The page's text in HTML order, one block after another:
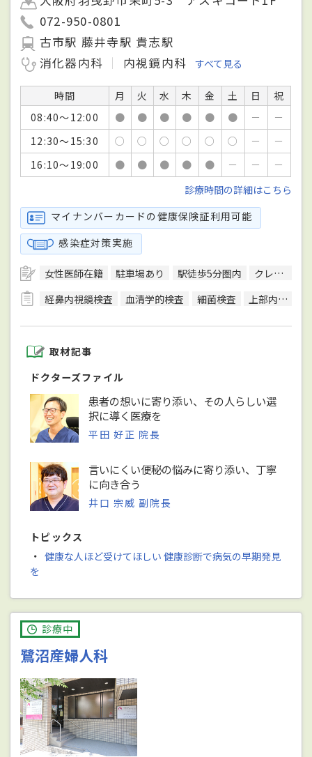
072-950-0801
古市駅 藤井寺駅 貴志駅
消化器内科
内視鏡内科 すべて見る
時間 月 火 水 木 金 土 日
祝
08:40～12:00
● ● ● ● ● ● －
－
12:30～15:30
○ ○ ○ ○ ○ ○ －
－
16:10～19:00
● ● ● ● ● － －
－
診療時間の詳細はこちら
マイナンバーカードの健康保険証利用可能
感染症対策実施
女性医師在籍 駐車場あり 駅徒歩5分圏内
クレジットカード対応
経鼻内視鏡検査
血清学的検査 細菌検査 上部内視鏡検査
取材記事
ドクターズファイル
患者の想いに寄り添い、その人らしい選
択に導く医療を
平田 好正 院長
言いにくい便秘の悩みに寄り添い、丁寧
に向き合う
井口 宗威 副院長
トピックス
・ 健康な人ほど受けてほしい 健康診断で病気の早期発見
を
診療中
鷺沼産婦人科